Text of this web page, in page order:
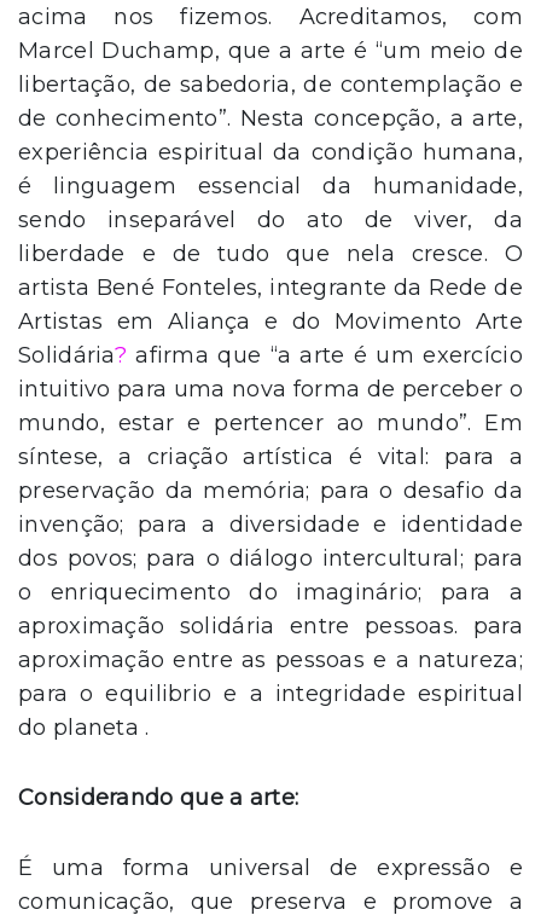
acima nos fizemos. Acreditamos, com
Marcel Duchamp, que a arte é “um meio de
libertação, de sabedoria, de contemplação e
de conhecimento”. Nesta concepção, a arte,
experiência espiritual da condição humana,
é linguagem essencial da humanidade,
sendo inseparável do ato de viver, da
liberdade e de tudo que nela cresce. O
artista Bené Fonteles, integrante da Rede de
Artistas em Aliança e do Movimento Arte
Solidária? afirma que “a arte é um exercício
intuitivo para uma nova forma de perceber o
mundo, estar e pertencer ao mundo”. Em
síntese, a criação artística é vital: para a
preservação da memória; para o desafio da
invenção; para a diversidade e identidade
dos povos; para o diálogo intercultural; para
o enriquecimento do imaginário; para a
aproximação solidária entre pessoas. para
aproximação entre as pessoas e a natureza;
para o equilibrio e a integridade espiritual
do planeta .
Considerando que a arte:
É uma forma universal de expressão e
comunicação, que preserva e promove a